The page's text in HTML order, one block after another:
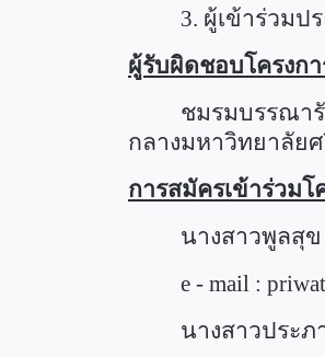
3. ผู้เข้าร่วมป
ผู้รับผิดชอบโครงกา
ชมรมบรรณา
กลางมหาวิทยาลัย
การสมัครเข้าร่วมโ
นางสาวพูล
e - mail :
นางสาวประ